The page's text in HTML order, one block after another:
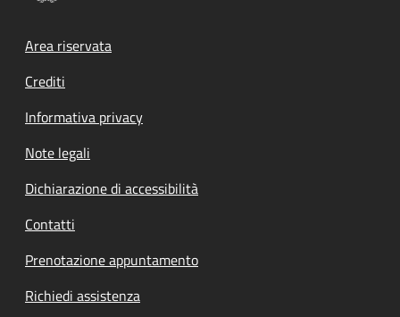
Footer menu
Area riservata
Crediti
Informativa privacy
Note legali
Dichiarazione di accessibilità
Contatti
Prenotazione appuntamento
Richiedi assistenza